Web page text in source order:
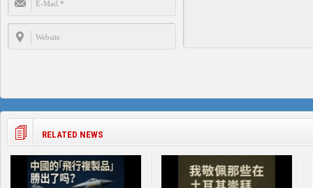
RELATED NEWS